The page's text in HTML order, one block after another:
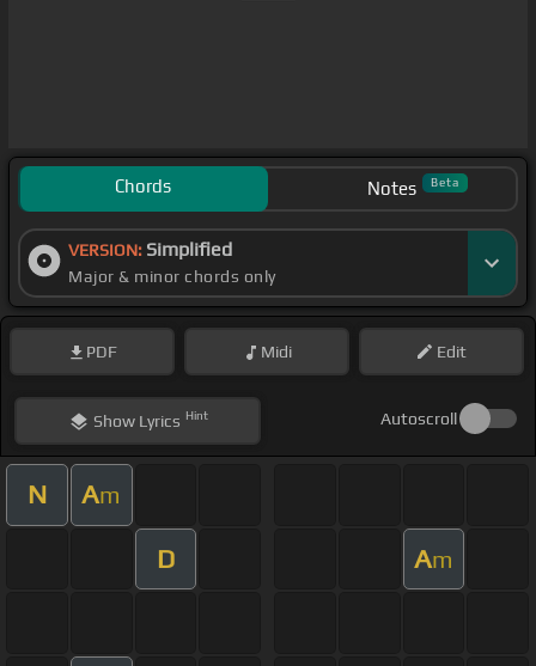
Chords Notes Beta
VERSION: Simplified
Major & minor chords only
PDF Midi Edit
ShowLyrics Hint Autoscroll
N Am
D Am